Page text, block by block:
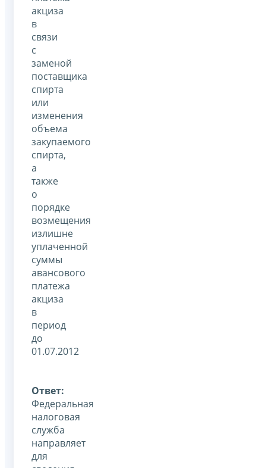
акциза
в
связи
с
заменой
поставщика
спирта
или
изменения
объема
закупаемого
спирта,
а
также
о
порядке
возмещения
излишне
уплаченной
суммы
авансового
платежа
акциза
в
период
до
01.07.2012
Ответ:
Федеральная
налоговая
служба
направляет
для